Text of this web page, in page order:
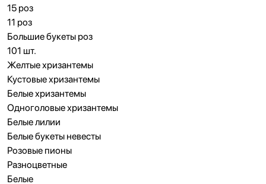
15 роз
11 роз
Большие букеты роз
101 шт.
Желтые хризантемы
Кустовые хризантемы
Белые хризантемы
Одноголовые хризантемы
Белые лилии
Белые букеты невесты
Розовые пионы
Разноцветные
Белые